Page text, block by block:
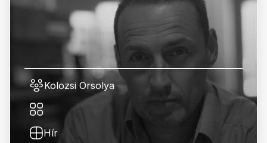
Kolozsi Orsolya
Hír